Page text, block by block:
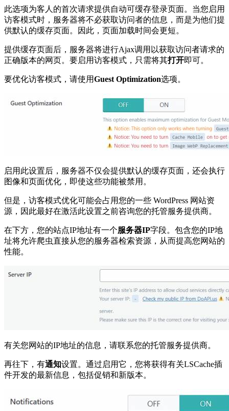
此选项为客人的首次请求提供自动可缓存登录页面。当您启用
访客模式时，服务器将不必获取访问者的信息，而是为他们提
供默认的缓存页面。因此，页面加载时间会更短。
提供缓存页面后，服务器将进行Ajax调用以获取访问者请求的
正确版本的网页。要启用访客模式，只需将其打开即可。
要优化访客模式，请使用Guest Optimization选项。
启用此设置后，服务器不仅会提供默认的缓存页面，还会执行
图像和页面优化，即使这些功能被禁用。
但是，访客模式优化可能会占用您的一些 WordPress 网站资
源，因此最好在激活此设置之前咨询您的托管服务提供商。
在下方，您的站点IP地址有一个服务器IP字段。包含您的IP地
址将允许爬虫直接从您的服务器检索资源，从而提高您网站的
性能。
有关您网站的IP地址的信息，请联系您的托管服务提供商。
再往下，有通知设置。通过启用它，您将获得有关LSCache插
件开发的最新信息，包括促销和新版本。